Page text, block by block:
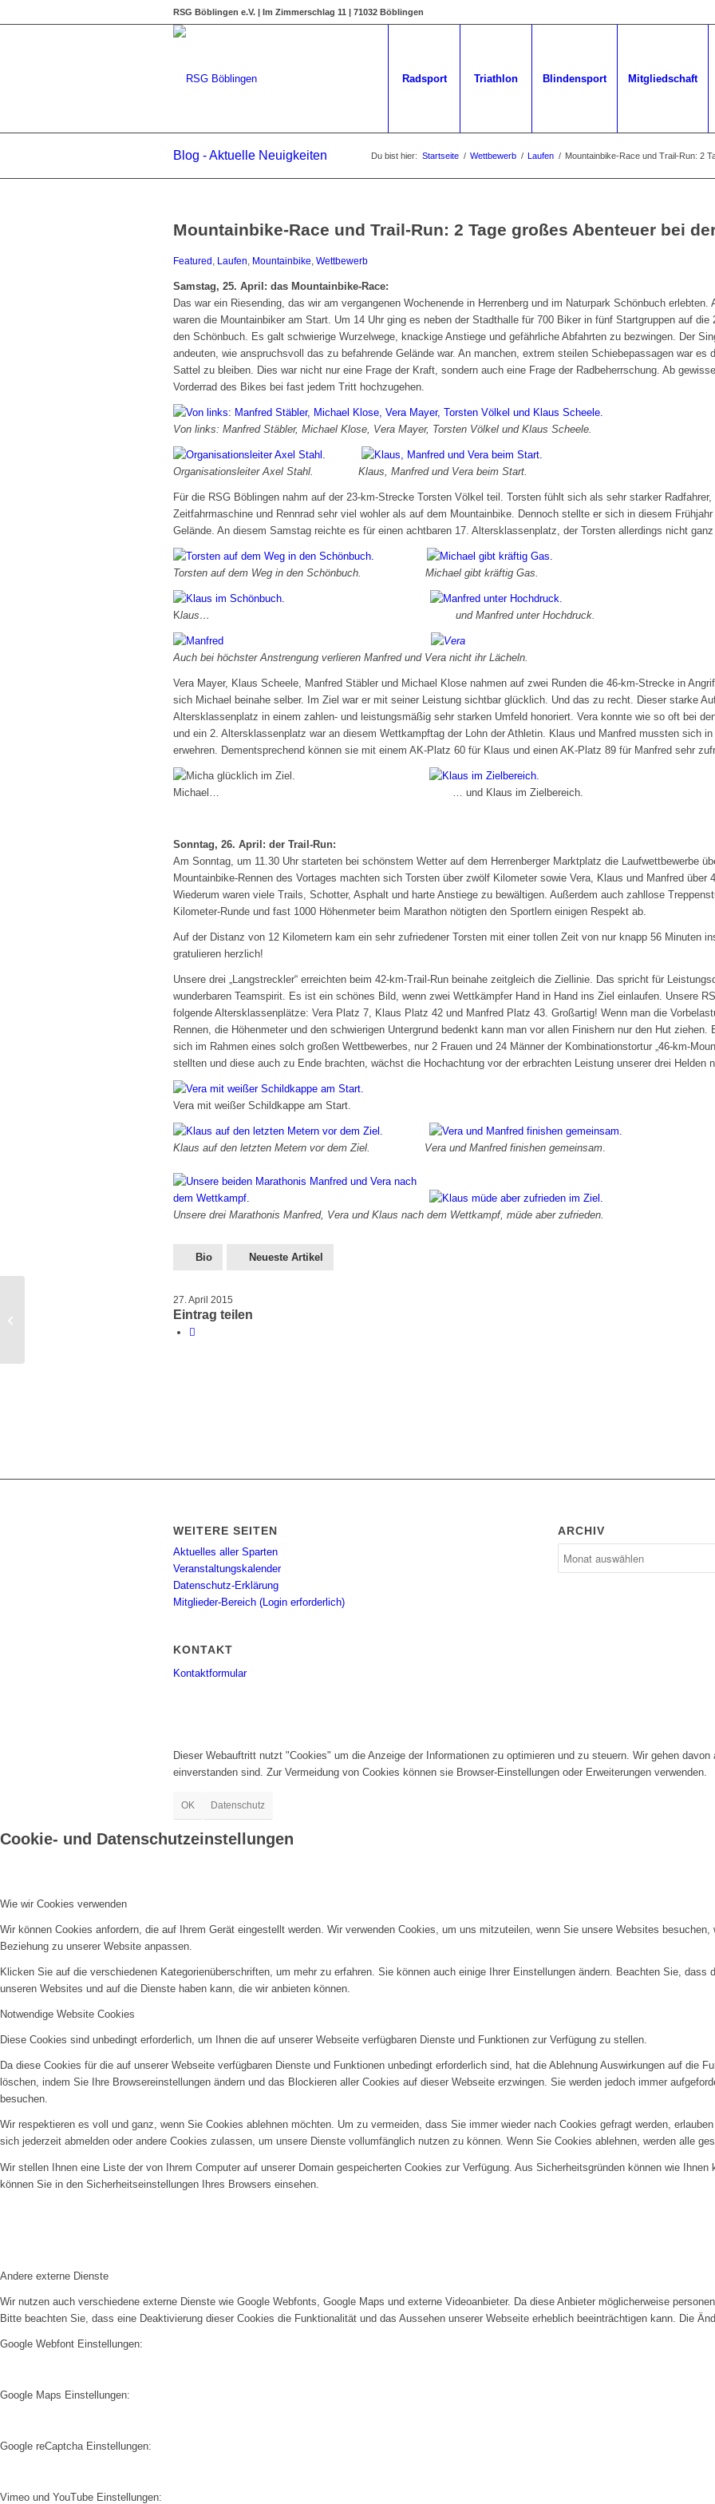
RSG Böblingen e.V. | Im Zimmerschlag 11 | 71032 Böblingen
Radsport Triathlon Blindensport Mitgliedschaft
Blog - Aktuelle Neuigkeiten Du bist hier: Startseite / Wettbewerb / Laufen / Mountainbike-Race und Trail-Run: 2
Mountainbike-Race und Trail-Run: 2 Tage großes Abenteuer bei
Featured Laufen Mountainbike Wettbewerb
Samstag, 25. April: das Mountainbike-Race:
Das war ein Riesending, das wir am vergangenen Wochenende in Herrenberg und im Naturpark Schönbuch
waren die Mountainbiker am Start. Um 14 Uhr ging es neben der Stadthalle für 700 Biker in fünf Startgruppen auf
den Schönbuch. Es galt schwierige Wurzelwege, knackige Anstiege und gefährliche Abfahrten zu bezwingen. Der
andeuten, wie anspruchsvoll das zu befahrende Gelände war. An manchen, extrem steilen Schiebepassagen war es
Sattel zu bleiben. Dies war nicht nur eine Frage der Kraft, sondern auch eine Frage der Radbeherrschung. Ab
Vorderrad des Bikes bei fast jedem Tritt hochzugehen.
Von links: Manfred Stäbler, Michael Klose, Vera Mayer, Torsten Völkel und Klaus Scheele.
Organisationsleiter Axel Stahl. Klaus, Manfred und Vera beim Start.
Für die RSG Böblingen nahm auf der 23-km-Strecke Torsten Völkel teil. Torsten fühlt sich als sehr starker
Zeitfahrmaschine und Rennrad sehr viel wohler als auf dem Mountainbike. Dennoch stellte er sich in diesem
Gelände. An diesem Samstag reichte es für einen achtbaren 17. Altersklassenplatz, der Torsten allerdings nicht
Torsten auf dem Weg in den Schönbuch. Michael gibt kräftig Gas.
Klaus… und Manfred unter Hochdruck.
Auch bei höchster Anstrengung verlieren Manfred und Vera nicht ihr Lächeln.
Vera Mayer, Klaus Scheele, Manfred Stäbler und Michael Klose nahmen auf zwei Runden die 46-km-Strecke in
sich Michael beinahe selber. Im Ziel war er mit seiner Leistung sichtbar glücklich. Und das zu recht. Dieser starke
Altersklassenplatz in einem zahlen- und leistungsmäßig sehr starken Umfeld honoriert. Vera konnte wie so oft bei
und ein 2. Altersklassenplatz war an diesem Wettkampftag der Lohn der Athletin. Klaus und Manfred mussten sich
erwehren. Dementsprechend können sie mit einem AK-Platz 60 für Klaus und einen AK-Platz 89 für Manfred sehr
Michael… … und Klaus im Zielbereich.
Sonntag, 26. April: der Trail-Run:
Am Sonntag, um 11.30 Uhr starteten bei schönstem Wetter auf dem Herrenberger Marktplatz die Laufwettbewerbe
Mountainbike-Rennen des Vortages machten sich Torsten über zwölf Kilometer sowie Vera, Klaus und Manfred über
Wiederum waren viele Trails, Schotter, Asphalt und harte Anstiege zu bewältigen. Außerdem auch zahllose
Kilometer-Runde und fast 1000 Höhenmeter beim Marathon nötigten den Sportlern einigen Respekt ab.
Auf der Distanz von 12 Kilometern kam ein sehr zufriedener Torsten mit einer tollen Zeit von nur knapp 56 Minuten
gratulieren herzlich!
Unsere drei „Langstreckler“ erreichten beim 42-km-Trail-Run beinahe zeitgleich die Ziellinie. Das spricht für
wunderbaren Teamspirit. Es ist ein schönes Bild, wenn zwei Wettkämpfer Hand in Hand ins Ziel einlaufen. Unsere
folgende Altersklassenplätze: Vera Platz 7, Klaus Platz 42 und Manfred Platz 43. Großartig! Wenn man die
Rennen, die Höhenmeter und den schwierigen Untergrund bedenkt kann man vor allen Finishern nur den Hut ziehen.
sich im Rahmen eines solch großen Wettbewerbes, nur 2 Frauen und 24 Männer der Kombinationstortur „46-km-
stellten und diese auch zu Ende brachten, wächst die Hochachtung vor der erbrachten Leistung unserer drei Helden
Vera mit weißer Schildkappe am Start.
Klaus auf den letzten Metern vor dem Ziel. Vera und Manfred finishen gemeinsam
Unsere drei Marathonis Manfred, Vera und Klaus nach dem Wettkampf, müde aber zufrieden.
Bio Neueste Artikel
27. April 2015
Eintrag teilen
WEITERE SEITEN
Aktuelles aller Sparten
Veranstaltungskalender
Datenschutz-Erklärung
Mitglieder-Bereich (Login erforderlich)
KONTAKT
Kontaktformular
ARCHIV
Böblinger Stadtlauf 26.7.15, bitte
Dieser Webauftritt nutzt "Cookies" um die Anzeige der Informationen zu optimieren und zu steuern. Wir gehen
einverstanden sind. Zur Vermeidung von Cookies können sie Browser-Einstellungen oder Erweiterungen verwenden.
OK Datenschutz
Cookie- und Datenschutzeinstellungen
Wie wir Cookies verwenden
Wir können Cookies anfordern, die auf Ihrem Gerät eingestellt werden. Wir verwenden Cookies, um uns mitzuteilen, wenn Sie unsere Websites
Beziehung zu unserer Website anpassen.
Klicken Sie auf die verschiedenen Kategorienüberschriften, um mehr zu erfahren. Sie können auch einige Ihrer Einstellungen ändern. Beachten Sie,
unseren Websites und auf die Dienste haben kann, die wir anbieten können.
Notwendige Website Cookies
Diese Cookies sind unbedingt erforderlich, um Ihnen die auf unserer Webseite verfügbaren Dienste und Funktionen zur Verfügung zu stellen.
Da diese Cookies für die auf unserer Webseite verfügbaren Dienste und Funktionen unbedingt erforderlich sind, hat die Ablehnung Auswirkungen auf die
löschen, indem Sie Ihre Browsereinstellungen ändern und das Blockieren aller Cookies auf dieser Webseite erzwingen. Sie werden jedoch immer
besuchen.
Wir respektieren es voll und ganz, wenn Sie Cookies ablehnen möchten. Um zu vermeiden, dass Sie immer wieder nach Cookies gefragt werden,
sich jederzeit abmelden oder andere Cookies zulassen, um unsere Dienste vollumfänglich nutzen zu können. Wenn Sie Cookies ablehnen, werden alle
Wir stellen Ihnen eine Liste der von Ihrem Computer auf unserer Domain gespeicherten Cookies zur Verfügung. Aus Sicherheitsgründen können wie
können Sie in den Sicherheitseinstellungen Ihres Browsers einsehen.
Andere externe Dienste
Wir nutzen auch verschiedene externe Dienste wie Google Webfonts, Google Maps und externe Videoanbieter. Da diese Anbieter möglicherweise
Bitte beachten Sie, dass eine Deaktivierung dieser Cookies die Funktionalität und das Aussehen unserer Webseite erheblich beeinträchtigen kann. Die
Google Webfont Einstellungen:
Google Maps Einstellungen:
Google reCaptcha Einstellungen:
Vimeo und YouTube Einstellungen: